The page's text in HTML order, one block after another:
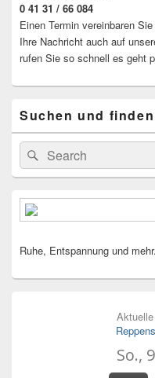
0 41 31 / 66 084
Einen Termin vereinbaren
Ihre Nachricht auch auf
rufen Sie so schnell es geht
Suchen und finden
Suche
nach:
Suchen
Ruhe, Entspannung und